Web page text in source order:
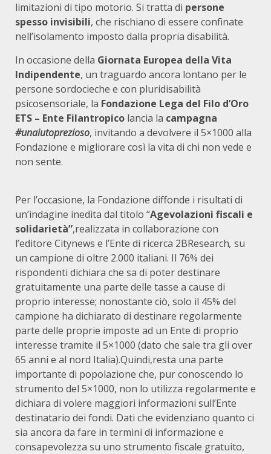
limitazioni di tipo motorio. Si tratta di persone
spesso invisibili, che rischiano di essere confinate
nell’isolamento imposto dalla propria disabilità.
In occasione della Giornata Europea della Vita
Indipendente, un traguardo ancora lontano per le
persone sordocieche e con pluridisabilità
psicosensoriale, la Fondazione Lega del Filo d’Oro
ETS – Ente Filantropico lancia la campagna
#unaiutoprezioso, invitando a devolvere il 5×1000 alla
Fondazione e migliorare così la vita di chi non vede e
non sente.
Per l’occasione, la Fondazione diffonde i risultati di
un’indagine inedita dal titolo “Agevolazioni fiscali e
solidarietà”,realizzata in collaborazione con
l’editore Citynews e l’Ente di ricerca 2BResearch, su
un campione di oltre 2.000 italiani. Il 76% dei
rispondenti dichiara che sa di poter destinare
gratuitamente una parte delle tasse a cause di
proprio interesse; nonostante ciò, solo il 45% del
campione ha dichiarato di destinare regolarmente
parte delle proprie imposte ad un Ente di proprio
interesse tramite il 5×1000 (dato che sale tra gli over
65 anni e al nord Italia).Quindi,resta una parte
importante di popolazione che, pur conoscendo lo
strumento del 5×1000, non lo utilizza regolarmente e
dichiara di volere maggiori informazioni sull’Ente
destinatario dei fondi. Dati che evidenziano quanto ci
sia ancora da fare in termini di informazione e
consapevolezza su uno strumento fiscale gratuito,